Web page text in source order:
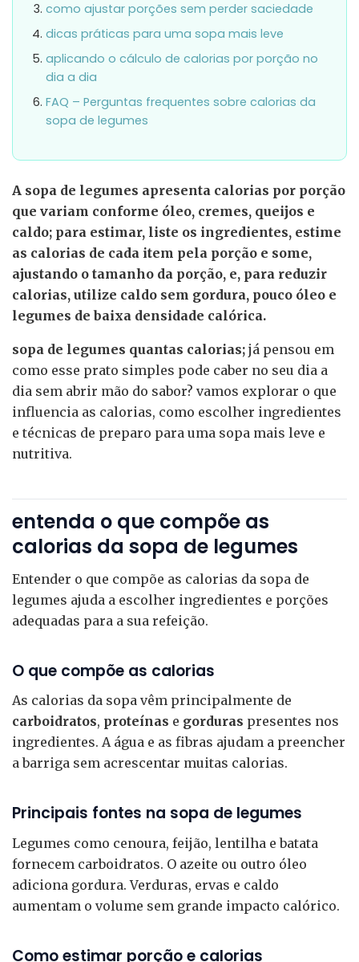
como ajustar porções sem perder saciedade
dicas práticas para uma sopa mais leve
aplicando o cálculo de calorias por porção no
dia a dia
FAQ – Perguntas frequentes sobre calorias da
sopa de legumes
A sopa de legumes apresenta calorias por porção
que variam conforme óleo, cremes, queijos e
caldo; para estimar, liste os ingredientes, estime
as calorias de cada item pela porção e some,
ajustando o tamanho da porção, e, para reduzir
calorias, utilize caldo sem gordura, pouco óleo e
legumes de baixa densidade calórica.
sopa de legumes quantas calorias; já pensou em
como esse prato simples pode caber no seu dia a
dia sem abrir mão do sabor? vamos explorar o que
influencia as calorias, como escolher ingredientes
e técnicas de preparo para uma sopa mais leve e
nutritiva.
entenda o que compõe as
calorias da sopa de legumes
Entender o que compõe as calorias da sopa de
legumes ajuda a escolher ingredientes e porções
adequadas para a sua refeição.
O que compõe as calorias
As calorias da sopa vêm principalmente de
carboidratos, proteínas e gorduras presentes nos
ingredientes. A água e as fibras ajudam a preencher
a barriga sem acrescentar muitas calorias.
Principais fontes na sopa de legumes
Legumes como cenoura, feijão, lentilha e batata
fornecem carboidratos. O azeite ou outro óleo
adiciona gordura. Verduras, ervas e caldo
aumentam o volume sem grande impacto calórico.
Como estimar porção e calorias